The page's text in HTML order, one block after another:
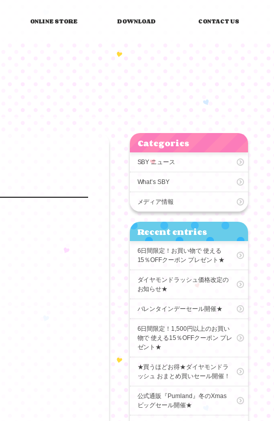
ONLINE STORE DOWNLOAD CONTACT US
Categories
SBY ニュース
What’s SBY
メディア情報
Recent entries
6日間限定！お買い物で 使える
15％OFFクーポン プレゼント★
ダイヤモンドラッシュ価格改定の
お知らせ★
バレンタインデーセール開催★
6日間限定！1,500円以上のお買い
物で 使える15％OFFクーポン プレ
ゼント★
★買うほどお得★ダイヤモンドラ
ッシュ おまとめ買いセール開催！
公式通販『Pumland』冬のXmas
ビッグセール開催★